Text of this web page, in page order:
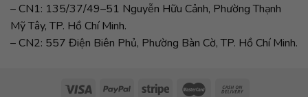
– CN1: 135/37/49–51 Nguyễn Hữu Cảnh, Phường Thạnh
Mỹ Tây, TP. Hồ Chí Minh.
– CN2: 557 Điện Biên Phủ, Phường Bàn Cờ, TP. Hồ Chí Minh.